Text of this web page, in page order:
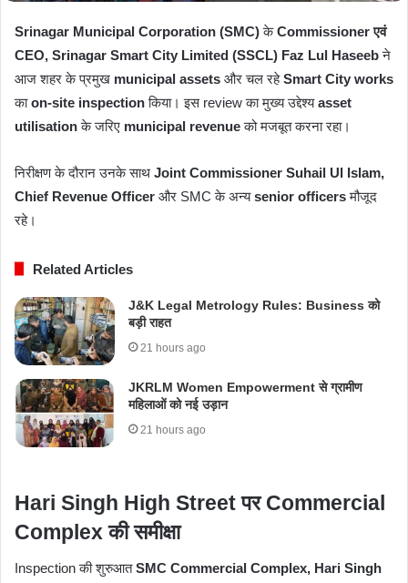
Srinagar Municipal Corporation (SMC)केCommissioner एवं
CEO, Srinagar Smart City Limited (SSCL) Faz Lul Haseebने
आज शहर के प्रमुख municipal assets और चल रहेSmart City works
काon-site inspectionकिया। इस review का मुख्य उद्देश्यasset
utilisationके जरिए municipal revenueको मजबूत करना रहा।
निरीक्षण के दौरान उनके साथ Joint Commissioner Suhail Ul Islam,
Chief Revenue Officer और SMC के अन्यsenior officersमौजूद
रहे।
Related Articles
J&K Legal Metrology Rules: Business को
बड़ी राहत
21 hours ago
JKRLM Women Empowerment से ग्रामीण
महिलाओं को नई उड़ान
21 hours ago
Hari Singh High Street पर Commercial
Complex की समीक्षा
Inspection की शुरुआतSMC Commercial Complex, Hari Singh